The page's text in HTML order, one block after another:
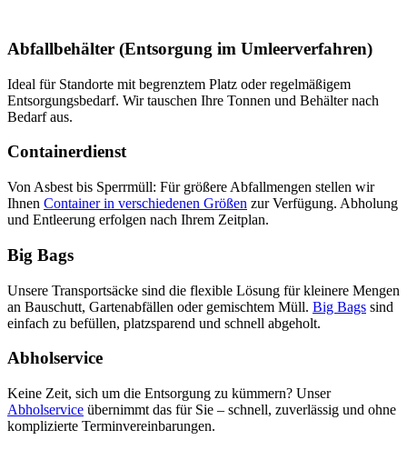
Abfallbehälter (Entsorgung im Umleerverfahren)
Ideal für Standorte mit begrenztem Platz oder regelmäßigem
Entsorgungsbedarf. Wir tauschen Ihre Tonnen und Behälter nach
Bedarf aus.
Containerdienst
Von Asbest bis Sperrmüll: Für größere Abfallmengen stellen wir
Ihnen Container in verschiedenen Größen zur Verfügung. Abholung
und Entleerung erfolgen nach Ihrem Zeitplan.
Big Bags
Unsere Transportsäcke sind die flexible Lösung für kleinere Mengen
an Bauschutt, Gartenabfällen oder gemischtem Müll. Big Bags sind
einfach zu befüllen, platzsparend und schnell abgeholt.
Abholservice
Keine Zeit, sich um die Entsorgung zu kümmern? Unser
Abholservice übernimmt das für Sie – schnell, zuverlässig und ohne
komplizierte Terminvereinbarungen.